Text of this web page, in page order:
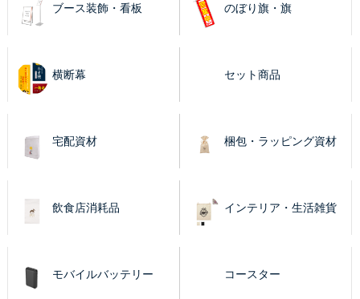
ブース装飾・看板 のぼり旗・旗
横断幕 セット商品
宅配資材 梱包・ラッピング資材
飲食店消耗品 インテリア・生活雑貨
モバイルバッテリー コースター